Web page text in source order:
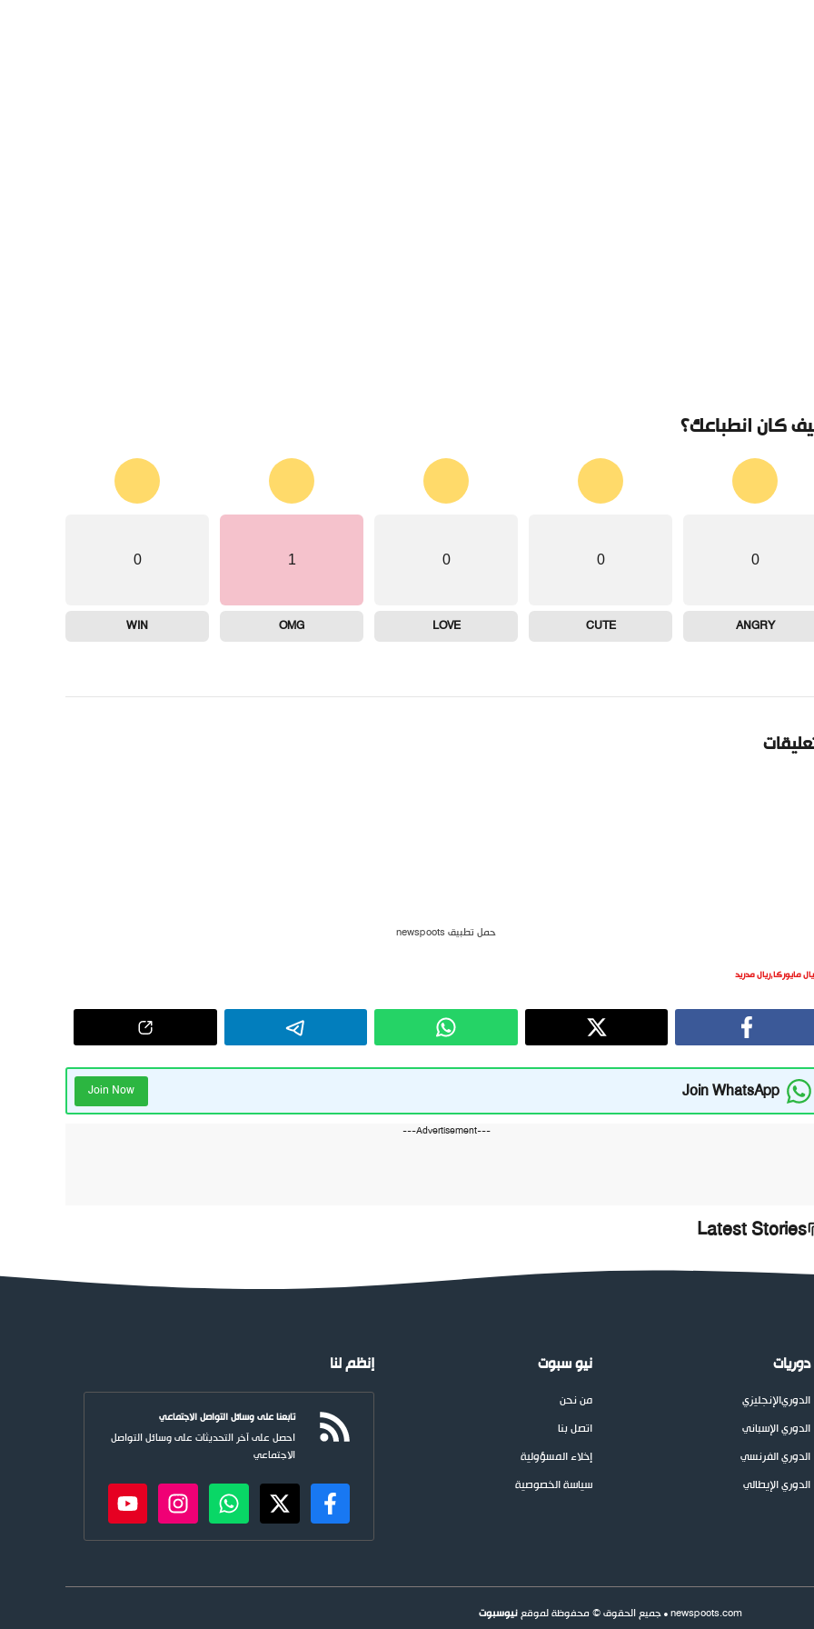
كان انطباعك؟
0
ANGRY
0
CUTE
0
LOVE
1
OMG
0
WIN
حمل تطبيق newspoots
مايوركا,ريال مدريد
Join WhatsApp
Join Now
---Advertisement---
Latest Stories
دوريات
الدوريالإنجليزي
الدوري الإسباني
الدوري الفرنسي
الدوري الإيطالي
نيو سبوت
من نحن
اتصل بنا
إخلاء المسؤولية
سياسة الخصوصية
إنظم لنا
تابعنا على وسائل التواصل الاجتماعي
احصل على آخر التحديثات على وسائل التواصل
الاجتماعي
newspoots.com • جميع الحقوق © محفوظة لموقع نيوسبوت